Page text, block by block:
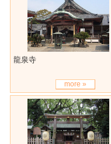
龍泉寺
more »